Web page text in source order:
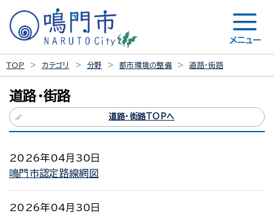
メニュー
TOP カテゴリ 分野 都市環境の整備 道路・街路
道路・街路
道路・街路TOPへ
2026年04月30日
鳴門市認定路線網図
2026年04月30日